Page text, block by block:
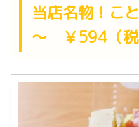
当店名物！こ
～ ￥594（税